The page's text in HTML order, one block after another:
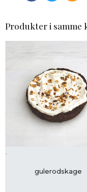
Produkter i samme
LÆG I KURV
.
gulerodskage